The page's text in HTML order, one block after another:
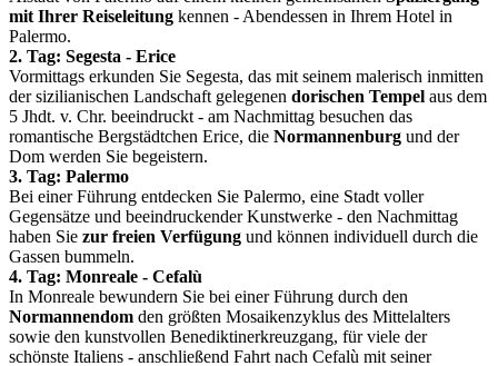
mit Ihrer Reiseleitung kennen - Abendessen in Ihrem Hotel in
Palermo.
2. Tag: Segesta - Erice
Vormittags erkunden Sie Segesta, das mit seinem malerisch inmitten
der sizilianischen Landschaft gelegenen dorischen Tempel aus dem
5 Jhdt. v. Chr. beeindruckt - am Nachmittag besuchen das
romantische Bergstädtchen Erice, die Normannenburg und der
Dom werden Sie begeistern.
3. Tag: Palermo
Bei einer Führung entdecken Sie Palermo, eine Stadt voller
Gegensätze und beeindruckender Kunstwerke - den Nachmittag
haben Sie zur freien Verfügung und können individuell durch die
Gassen bummeln.
4. Tag: Monreale - Cefalù
In Monreale bewundern Sie bei einer Führung durch den
Normannendom den größten Mosaikenzyklus des Mittelalters
sowie den kunstvollen Benediktinerkreuzgang, für viele der
schönste Italiens - anschließend Fahrt nach Cefalù mit seiner